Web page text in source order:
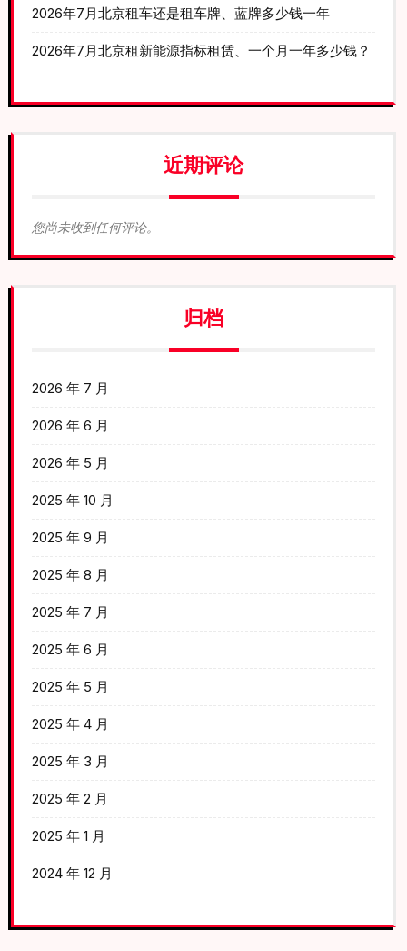
2026年7月北京租车还是租车牌、蓝牌多少钱一年
2026年7月北京租新能源指标租赁、一个月一年多少钱？
近期评论
您尚未收到任何评论。
归档
2026 年 7 月
2026 年 6 月
2026 年 5 月
2025 年 10 月
2025 年 9 月
2025 年 8 月
2025 年 7 月
2025 年 6 月
2025 年 5 月
2025 年 4 月
2025 年 3 月
2025 年 2 月
2025 年 1 月
2024 年 12 月